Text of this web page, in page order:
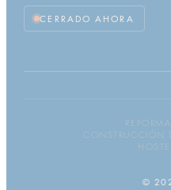
CERRADO AHORA
CONSTRUCCIÓN
©